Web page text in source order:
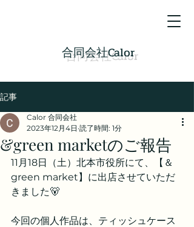
​合同会社Calor
記事
&green marketのご報告
Calor 合同会社
2023年12月4日 読了時間: 1分
11月18日（土）北本市役所にて、【＆
green market】に出店させていただ
きました🐻
今回の個人作品は、ティッシュケース